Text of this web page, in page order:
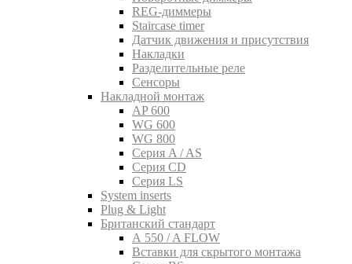
REG-диммеры
Staircase timer
Датчик движения и присутствия
Накладки
Разделительные реле
Сенсоры
Накладной монтаж
AP 600
WG 600
WG 800
Серия A / AS
Серия CD
Серия LS
System inserts
Plug & Light
Британский стандарт
A 550 / A FLOW
Вставки для скрытого монтажа